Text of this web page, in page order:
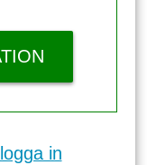
in